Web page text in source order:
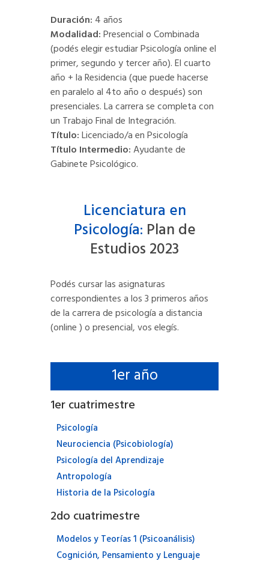
Duración: 4 años
Modalidad:Presencial o Combinada
(podés elegir estudiar Psicología online el
primer, segundo y tercer año). El cuarto
año + la Residencia (que puede hacerse
en paralelo al 4to año o después) son
presenciales. La carrera se completa con
un Trabajo Final de Integración.
Título:Licenciado/a en Psicología
Título Intermedio:Ayudante de
Gabinete Psicológico.
Licenciatura en
Psicología: Plan de
Estudios 2023
Podés cursar las asignaturas
correspondientes a los 3 primeros años
de la carrera de psicología a distancia
(online ) o presencial, vos elegís.
1er año
1er cuatrimestre
Psicología
Neurociencia (Psicobiología)
Psicología del Aprendizaje
Antropología
Historia de la Psicología
2do cuatrimestre
Modelos y Teorías 1 (Psicoanálisis)
Cognición, Pensamiento y Lenguaje